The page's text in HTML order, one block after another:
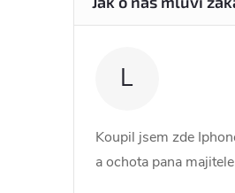
L
Koupil jsem zde
a ochota pana